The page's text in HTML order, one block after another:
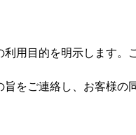
用目的を明示します。
をご連絡し、お客様の